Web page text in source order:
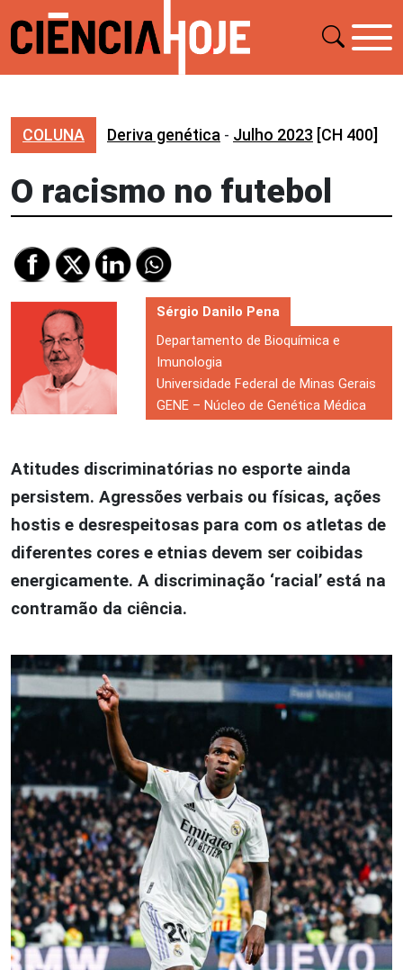
COLUNA Deriva genética - Julho 2023 [CH 400]
O racismo no futebol
Sérgio Danilo Pena
Departamento de Bioquímica e
Imunologia
Universidade Federal de Minas Gerais
GENE – Núcleo de Genética Médica
Atitudes discriminatórias no esporte ainda
persistem. Agressões verbais ou físicas, ações
hostis e desrespeitosas para com os atletas de
diferentes cores e etnias devem ser coibidas
energicamente. A discriminação ‘racial’ está na
contramão da ciência.